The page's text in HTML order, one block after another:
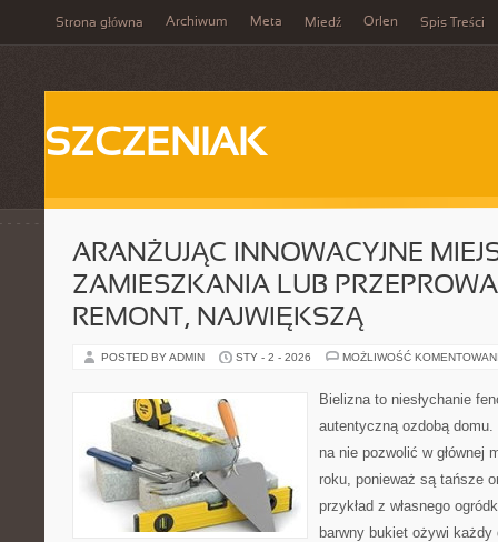
Strona główna Archiwum Meta Miedź Orlen Spis Treści
SZCZENIAK
ARANŻUJĄC INNOWACYJNE
ZAMIESZKANIA LUB
REMONT, NAJWIĘKSZĄ
POSTED BY ADMIN STY - 2 - 2026 MOŻLIWOŚĆ
Bielizna to niesłychanie
autentyczną ozdobą domu.
na nie pozwolić w głównej
roku, ponieważ są tańsze
przykład z własnego
barwny bukiet ożywi